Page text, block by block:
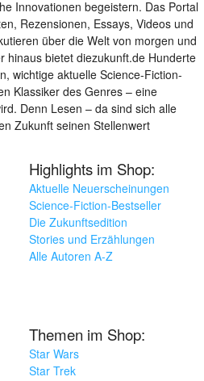
Innovationen begeistern. Das Portal
Rezensionen, Essays, Videos und
über die Welt von morgen und
hinaus bietet diezukunft.de Hunderte
wichtige aktuelle Science-Fiction-
Klassiker des Genres – eine
Denn Lesen – da sind sich alle
Zukunft seinen Stellenwert
Highlights im Shop:
Aktuelle Neuerscheinungen
Science-Fiction-Bestseller
Die Zukunftsedition
Stories und Erzählungen
Alle Autoren A-Z
Themen im Shop:
Star Wars
Star Trek